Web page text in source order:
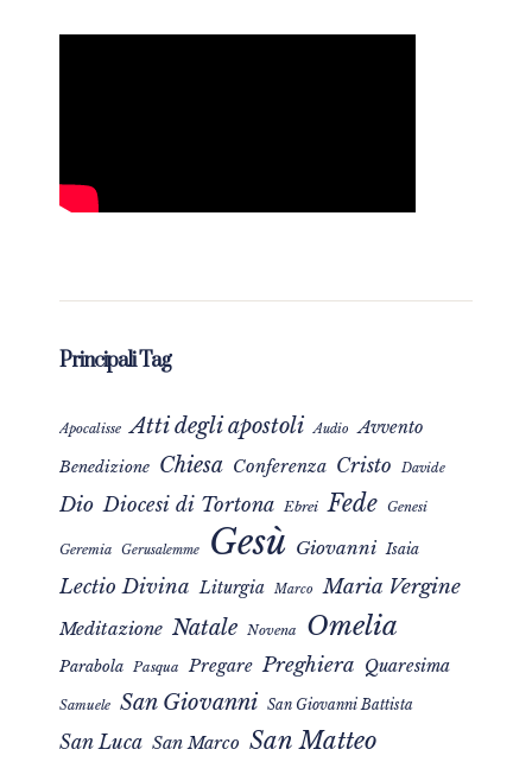
Principali Tag
Apocalisse Atti degli apostoli Audio Avvento
Benedizione Chiesa Conferenza Cristo Davide
Dio Diocesi di Tortona Ebrei Fede Genesi
Geremia Gerusalemme Gesù Giovanni Isaia
Lectio Divina Liturgia Marco Maria Vergine
Meditazione Natale Novena Omelia
Parabola Pasqua Pregare Preghiera Quaresima
Samuele San Giovanni San Giovanni Battista
San Luca San Marco San Matteo